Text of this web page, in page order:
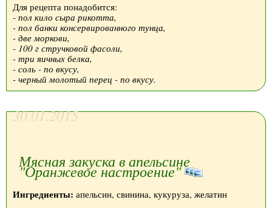
Для рецепта понадобится:
- пол кило сыра рикотта,
- пол банки консервированного тунца,
- две моркови,
- 100 г стручковой фасоли,
- три яичных белка,
- соль - по вкусу,
- черный молотый перец - по вкусу.
30.01.2015
Мясная закуска в апельсине
"Оранжевое настроение"
Ингредиенты: апельсин, свинина, кукуруза, желатин